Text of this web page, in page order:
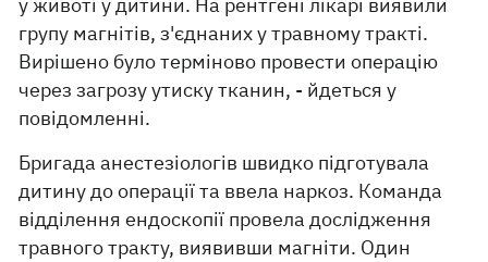
групу магнітів, з'єднаних у травному тракті.
Вирішено було терміново провести операцію
через загрозу утиску тканин, - йдеться у
повідомленні.
Бригада анестезіологів швидко підготувала
дитину до операції та ввела наркоз. Команда
відділення ендоскопії провела дослідження
травного тракту, виявивши магніти. Один